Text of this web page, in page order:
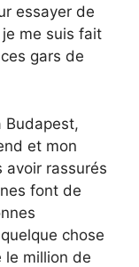
essayer de
me suis fait
gars de
Budapest,
et mon
avoir rassurés
font de
chose
le million de